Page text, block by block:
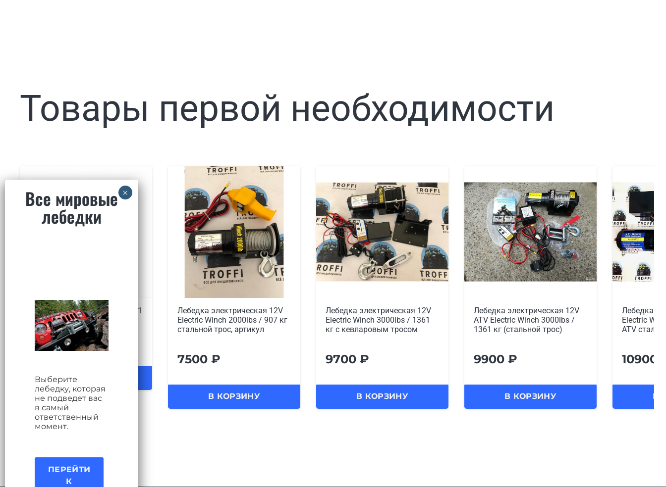
Товары первой необходимости
Лебедка электрическая 12V
Electric Winch 2000lbs / 907 кг
стальной трос, артикул
В КОРЗИНУ
Лебедка электрическая 12V
Electric Winch 3000lbs / 1361
кг с кевларовым тросом
9700₽
В КОРЗИНУ
Лебедка электрическая 12V
ATV Electric Winch 3000lbs /
1361 кг (стальной трос)
9900₽
В КОРЗИНУ
Лебедка электрическая
Electric Winch 4000 lbs/1814 кг
ATV сталь
10900₽
В КОРЗИНУ
Лебедка
Electric
ATV
10900
В
Выберите
лебедку, которая
не подведет вас
в самый
ответственный
момент.
ПЕРЕЙТИ
К